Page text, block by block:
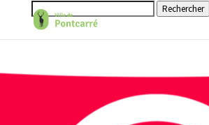
Rechercher